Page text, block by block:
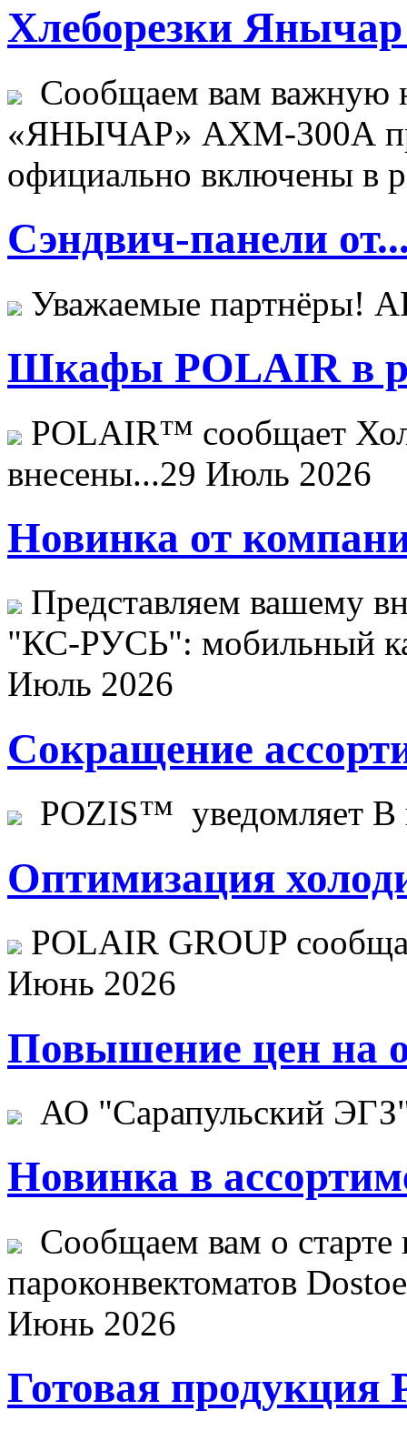
Хлеборезки Янычар
Сообщаем вам важную
«ЯНЫЧАР» АХМ-300А
официально включены в
Сэндвич-панели
Уважаемые
Шкафы POLAIR в
POLAIR™ сообщает
внесены...29 Июль 2026
Новинка от
Представляем вашему
"КС-РУСЬ": мобильный
Июль 2026
Сокращение
POZIS™ уведомляет В
Оптимизация
POLAIR GROUP
Июнь 2026
Повышение цен на
АО "Сарапульский
Новинка в
Сообщаем вам о старте
пароконвектоматов
Июнь 2026
Готовая продукция